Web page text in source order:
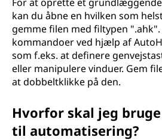
kan du åbne en hvilken som
gemme filen med filtypen
kommandoer ved hjælp af
som f.eks. at definere
eller manipulere vinduer. Gem
at dobbeltklikke på den.
Hvorfor skal jeg
til automatisering?